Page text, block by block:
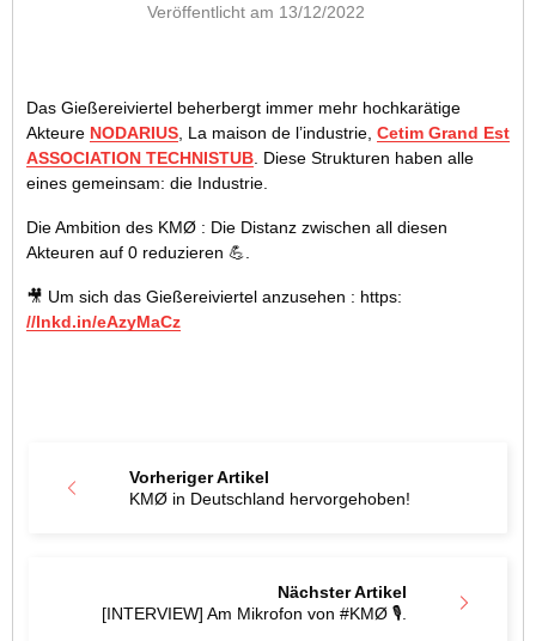
Veröffentlicht am 13/12/2022
Das Gießereiviertel beherbergt immer mehr hochkarätige
Akteure NODARIUS , La maison de l’industrie, Cetim Grand Est
ASSOCIATION TECHNISTUB . Diese Strukturen haben alle
eines gemeinsam: die Industrie.
Die Ambition des KMØ : Die Distanz zwischen all diesen
Akteuren auf 0 reduzieren 💪.
🎥 Um sich das Gießereiviertel anzusehen : https:
//lnkd.in/eAzyMaCz
Vorheriger Artikel
KMØ in Deutschland hervorgehoben!
Nächster Artikel
[INTERVIEW] Am Mikrofon von #KMØ 🎙️.